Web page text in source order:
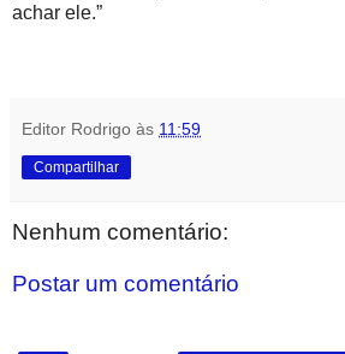
achar ele.”
Editor Rodrigo às 11:59
Compartilhar
Nenhum comentário:
Postar um comentário